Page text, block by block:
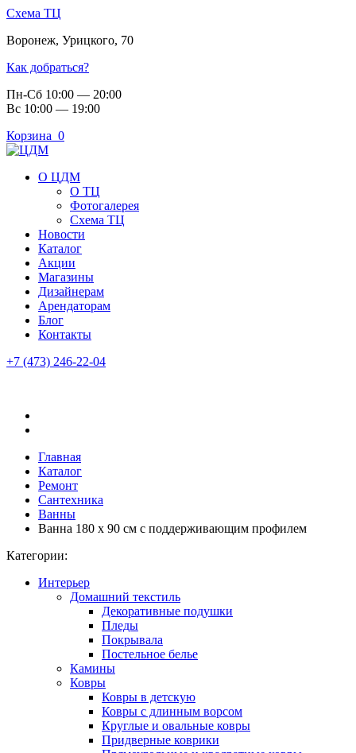
Схема ТЦ
Воронеж, Урицкого, 70
Как добраться?
Пн-Сб 10:00 — 20:00
Вс 10:00 — 19:00
Корзина 0
О ЦДМ
О ТЦ
Фотогалерея
Схема ТЦ
Новости
Каталог
Акции
Магазины
Дизайнерам
Арендаторам
Блог
Контакты
+7 (473) 246-22-04
Главная
Каталог
Ремонт
Сантехника
Ванны
Ванна 180 х 90 см с поддерживающим профилем
Категории:
Интерьер
Домашний текстиль
Декоративные подушки
Пледы
Покрывала
Постельное белье
Камины
Ковры
Ковры в детскую
Ковры с длинным ворсом
Круглые и овальные ковры
Придверные коврики